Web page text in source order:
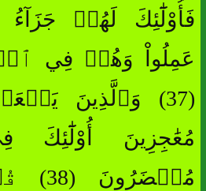
فَأُوْلَٰٓئِكَ لَهُمۡ
عَمِلُواْ وَهُمۡ فِي
(37) وَٱلَّذِينَ
مُعَٰجِزِينَ أُوْلَٰٓئِكَ